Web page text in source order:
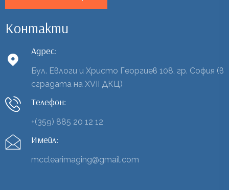
Контакти
Адрес:
Бул. Евлоги и Христо Георгиев 108, гр. София (в
сградата на XVII ДКЦ)
Телефон:
+(359) 885 20 12 12
Имейл:
mcclearimaging@gmail.com